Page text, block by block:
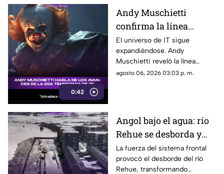
0:42
Andy Muschietti
confirma la línea
temporal de la segunda
temporada de 'IT'
El universo de IT sigue
expandiéndose. Andy
Muschietti reveló la línea
temporal que seguirá la
agosto 06, 2026 03:03 p. m.
Angol bajo el agua: río
Rehue se desborda y
anega viviendas
La fuerza del sistema frontal
provocó el desborde del río
Rehue, transformando